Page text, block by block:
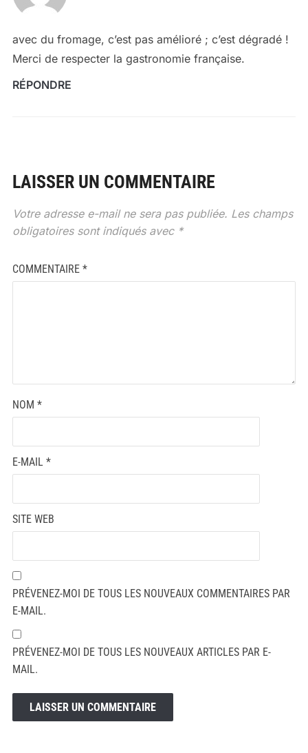
avec du fromage, c’est pas amélioré ; c’est dégradé !
Merci de respecter la gastronomie française.
RÉPONDRE
LAISSER UN COMMENTAIRE
Votre adresse e-mail ne sera pas publiée. Les champs
obligatoires sont indiqués avec *
COMMENTAIRE *
NOM *
E-MAIL *
SITE WEB
PRÉVENEZ-MOI DE TOUS LES NOUVEAUX COMMENTAIRES PAR
E-MAIL.
PRÉVENEZ-MOI DE TOUS LES NOUVEAUX ARTICLES PAR E-
MAIL.